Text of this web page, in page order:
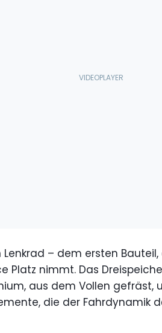
Lenkrad – dem ersten
Platz nimmt. Das
aus dem Vollen gefräst,
die der Fahrdynamik